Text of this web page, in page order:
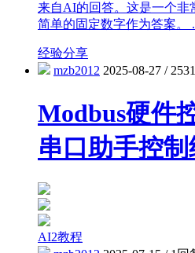
来自AI的回答。这是一个非
简单的固定数字作为答案。
经验分享
mzb2012 2025-08-27 /
Modbus硬件
串口助手控
AI2教程